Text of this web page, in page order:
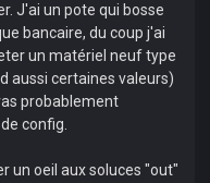
J'ai un pote qui bosse
bancaire, du coup j'ai
un matériel neuf type
aussi certaines valeurs)
probablement
config.
un oeil aux soluces "out"